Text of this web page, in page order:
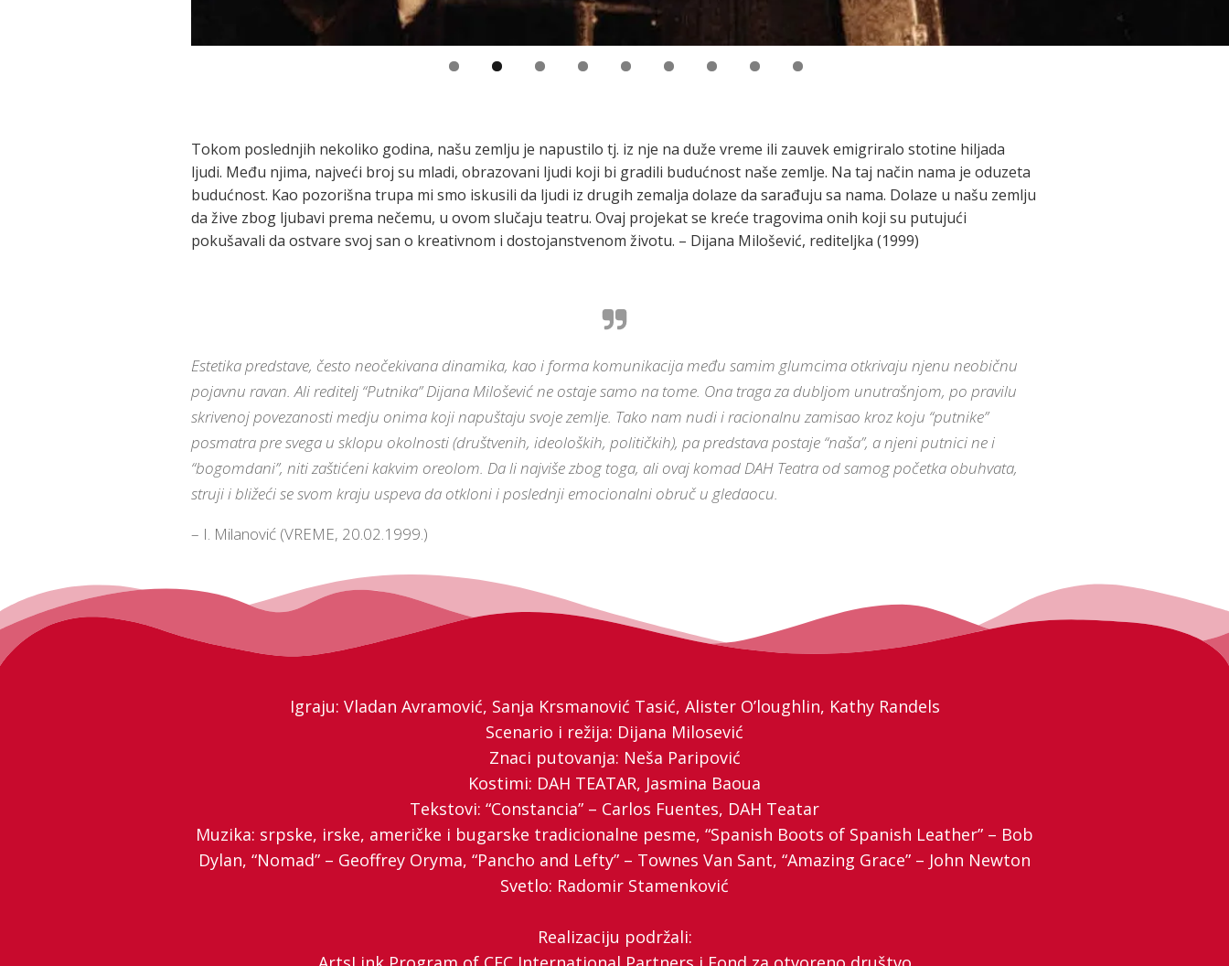
Tokom poslednjih nekoliko godina, našu zemlju je napustilo tj. iz nje na duže vreme ili zauvek emigriralo stotine hiljada
ljudi. Među njima, najveći broj su mladi, obrazovani ljudi koji bi gradili budućnost naše zemlje. Na taj način nama je oduzeta
budućnost. Kao pozorišna trupa mi smo iskusili da ljudi iz drugih zemalja dolaze da sarađuju sa nama. Dolaze u našu zemlju
da žive zbog ljubavi prema nečemu, u ovom slučaju teatru. Ovaj projekat se kreće tragovima onih koji su putujući
pokušavali da ostvare svoj san o kreativnom i dostojanstvenom životu. – Dijana Milošević, rediteljka (1999)
Estetika predstave, često neočekivana dinamika, kao i forma komunikacija među samim glumcima otkrivaju njenu neobičnu
pojavnu ravan. Ali reditelj “Putnika” Dijana Milošević ne ostaje samo na tome. Ona traga za dubljom unutrašnjom, po pravilu
skrivenoj povezanosti medju onima koji napuštaju svoje zemlje. Tako nam nudi i racionalnu zamisao kroz koju “putnike”
posmatra pre svega u sklopu okolnosti (društvenih, ideoloških, političkih), pa predstava postaje “naša”, a njeni putnici ne i
“bogomdani”, niti zaštićeni kakvim oreolom. Da li najviše zbog toga, ali ovaj komad DAH Teatra od samog početka obuhvata,
struji i bližeći se svom kraju uspeva da otkloni i poslednji emocionalni obruč u gledaocu.
– I. Milanović (VREME, 20.02.1999.)
Igraju: Vladan Avramović, Sanja Krsmanović Tasić, Alister O’loughlin, Kathy Randels
Scenario i režija: Dijana Milosević
Znaci putovanja: Neša Paripović
Kostimi: DAH TEATAR, Jasmina Baoua
Tekstovi: “Constancia” – Carlos Fuentes, DAH Teatar
Muzika: srpske, irske, američke i bugarske tradicionalne pesme, “Spanish Boots of Spanish Leather” – Bob
Dylan, “Nomad” – Geoffrey Oryma, “Pancho and Lefty” – Townes Van Sant, “Amazing Grace” – John Newton
Svetlo: Radomir Stamenković
Realizaciju podržali: